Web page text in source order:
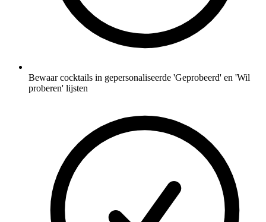
Bewaar cocktails in gepersonaliseerde 'Geprobeerd' en 'Wil
proberen' lijsten